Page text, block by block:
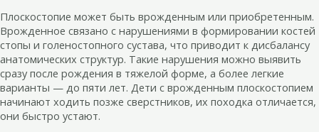
Плоскостопие может быть врожденным или приобретенным.
Врожденное связано с нарушениями в формировании костей
стопы и голеностопного сустава, что приводит к дисбалансу
анатомических структур. Такие нарушения можно выявить
сразу после рождения в тяжелой форме, а более легкие
варианты — до пяти лет. Дети с врожденным плоскостопием
начинают ходить позже сверстников, их походка отличается,
они быстро устают.